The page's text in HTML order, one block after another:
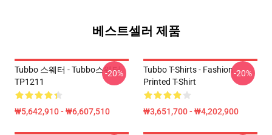
베스트셀러 제품
Tubbo 스웨터 - Tubbo스웨터
TP1211
₩5,642,910 - ₩6,607,510
-20%
Tubbo T-Shirts - Fashion
Printed T-Shirt
₩3,651,700 - ₩4,202,900
-20%